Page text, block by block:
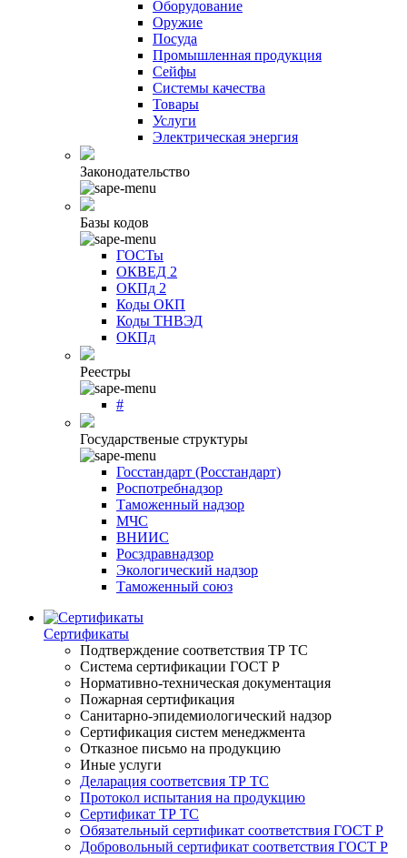
Оборудование
Оружие
Посуда
Промышленная продукция
Сейфы
Системы качества
Товары
Услуги
Электрическая энергия
Законодательство
Базы кодов
ГОСТы
ОКВЕД 2
ОКПд 2
Коды ОКП
Коды ТНВЭД
ОКПд
Реестры
#
Государственые структуры
Госстандарт (Росстандарт)
Роспотребнадзор
Таможенный надзор
МЧС
ВНИИС
Росздравнадзор
Экологический надзор
Таможенный союз
Сертификаты
Подтверждение соответствия ТР ТС
Система сертификации ГОСТ Р
Нормативно-техническая документация
Пожарная сертификация
Санитарно-эпидемиологический надзор
Сертификация систем менеджмента
Отказное письмо на продукцию
Иные услуги
Деларация соответсвия ТР ТС
Протокол испытания на продукцию
Сертификат ТР ТС
Обязательный сертификат соответствия ГОСТ Р
Добровольный сертификат соответствия ГОСТ Р